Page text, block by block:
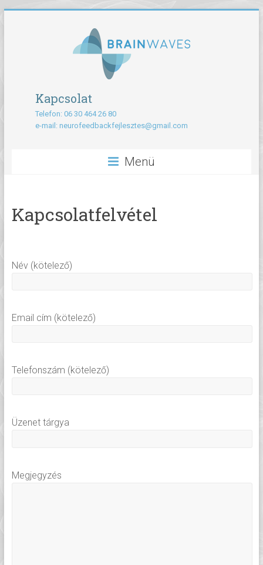
Kapcsolat
Telefon: 06 30 464 26 80
e-mail: neurofeedbackfejlesztes@gmail.com
Menü
Kapcsolatfelvétel
Név (kötelező)
Email cím (kötelező)
Telefonszám (kötelező)
Üzenet tárgya
Megjegyzés